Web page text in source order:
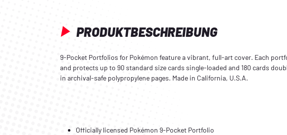
PRODUKTBESCHREIBUNG
9-Pocket Portfolios for Pokémon feature a vibrant, full-art cover. Each
and protects up to 90 standard size cards single-loaded and 180 cards
in archival-safe polypropylene pages. Made in California, U.S.A.
Officially licensed Pokémon 9-Pocket Portfolio